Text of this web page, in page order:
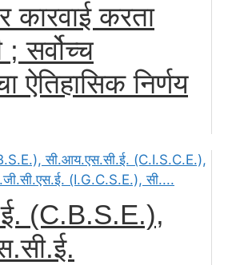
कारवाई करता
; सर्वोच्च
ऐतिहासिक निर्णय
(C.B.S.E.),